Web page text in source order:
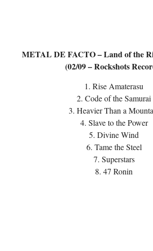
METAL DE FACTO – Land of the
(02/09 – Rockshots
1. Rise Amaterasu
2. Code of the Samurai
3. Heavier Than a
4. Slave to the Power
5. Divine Wind
6. Tame the Steel
7. Superstars
8. 47 Ronin